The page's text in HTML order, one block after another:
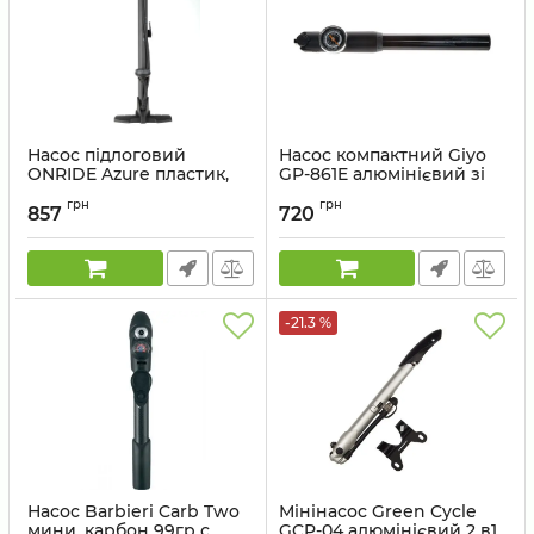
Насос підлоговий
ONRIDE Azure пластик,
з двома отворами під
Артикул: 2526116103490
857 грн
Насос компактний Giyo
GP-861E алюмінієвий зі
Артикул:
720 грн
Насос Barbieri Carb Two
-21.3 %
Мінінасос Green Cycle